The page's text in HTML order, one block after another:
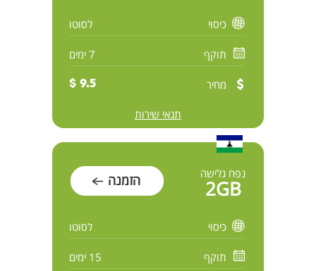
כיסוי לסוטו
תוקף 7 ימים
מחיר 9.5 $
תנאי שירות
נפח גלישה
2GB הזמנה
כיסוי לסוטו
תוקף 15 ימים